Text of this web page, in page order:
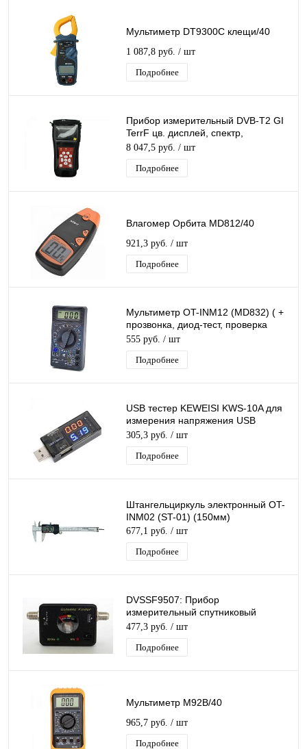
Мультиметр DT9300C клещи/40
1 087,8 руб. / шт
Подробнее
Прибор измерительный DVB-T2 GI
TerrF цв. дисплей, спектр,
MER,BER, S/N, уровень
8 047,5 руб. / шт
Подробнее
Влагомер Орбита MD812/40
921,3 руб. / шт
Подробнее
Мультиметр OT-INM12 (МD832) ( +
прозвонка, диод-тест, проверка
транзисторов)
555 руб. / шт
Подробнее
USB тестер KEWEISI KWS-10A для
измерения напряжения USB
портов, зарядных устройств,
Powerbank
305,3 руб. / шт
Подробнее
Штангельциркуль электронный OT-
INM02 (ST-01) (150мм)
677,1 руб. / шт
Подробнее
DVSSF9507: Прибор
измерительный спутниковый
стрелочный со круглым окном
индикацией DiViSat (200)
477,3 руб. / шт
Подробнее
Мультиметр M92B/40
965,7 руб. / шт
Подробнее